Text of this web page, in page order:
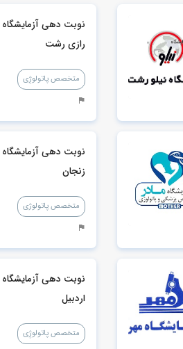
نوبت دهی آزمایشگاه
رازی رشت
متخصص پاتولوژِی
نوبت دهی آزمایشگاه
زنجان
متخصص پاتولوژی
نوبت دهی آزمایشگاه
اردبیل
متخصص پاتولوژِی